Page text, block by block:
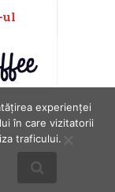
ul
experienței
în care vizitatorii
traficului.